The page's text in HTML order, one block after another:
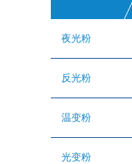
夜光粉
反光粉
温变粉
光变粉